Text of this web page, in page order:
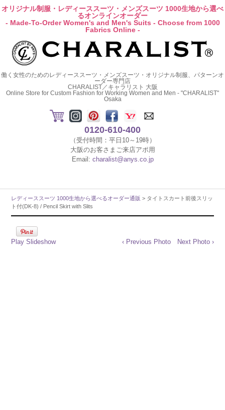
オリジナル制服・レディーススーツ・メンズスーツ 1000生地から選べ
るオンラインオーダー
- Made-To-Order Women's and Men's Suits - Choose from 1000
Fabrics Online -
働く女性のためのレディーススーツ・メンズスーツ・オリジナル制服、パターンオ
ーダー専門店
CHARALIST／キャラリスト 大阪
Online Store for Custom Fashion for Working Women and Men - "CHARALIST"
Osaka
0120-610-400
（受付時間：平日10～19時）
大阪のお客さまご来店アポ用
Email: charalist@anys.co.jp
レディーススーツ 1000生地から選べるオーダー通販 > タイトスカート前後スリッ
ト付(DK-8) / Pencil Skirt with Slits
Play Slideshow ‹ Previous Photo Next Photo ›